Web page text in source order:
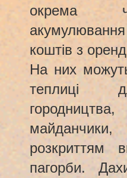
окрема
коштів з
На них
теплиці
городництва,
розкриттям
пагорби.